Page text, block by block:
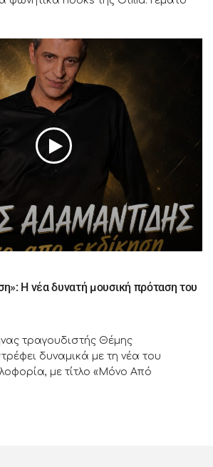
Η νέα δυνατή μουσική πρόταση του
τραγουδιστής Θέμης
δυναμικά με τη νέα του
με τίτλο «Μόνο Από